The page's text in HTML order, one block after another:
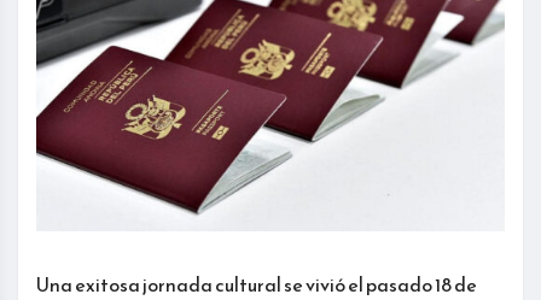
Una exitosa jornada cultural se vivió el pasado 18 de